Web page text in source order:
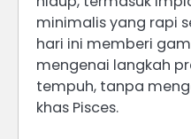
minimalis yang rapi
hari ini memberi
mengenai langkah
tempuh, tanpa
khas Pisces.